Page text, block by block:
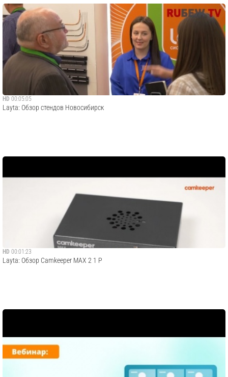
HD 00:05:05
Layta: Обзор стендов Новосибирск
HD 00:01:23
Layta: Обзор Camkeeper MAX 2 1 P